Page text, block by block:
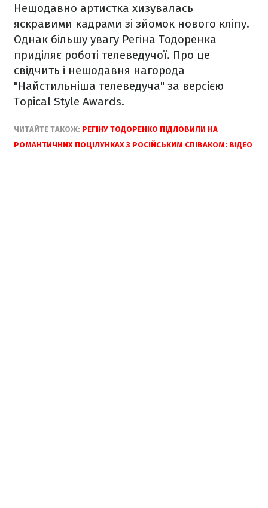
Нещодавно артистка хизувалась
яскравими кадрами зі зйомок нового кліпу.
Однак більшу увагу Регіна Тодоренка
приділяє роботі телеведучої. Про це
свідчить і нещодавня нагорода
"Найстильніша телеведуча" за версією
Topical Style Awards.
ЧИТАЙТЕ ТАКОЖ: РЕГІНУ ТОДОРЕНКО ПІДЛОВИЛИ НА
РОМАНТИЧНИХ ПОЦІЛУНКАХ З РОСІЙСЬКИМ СПІВАКОМ: ВІДЕО